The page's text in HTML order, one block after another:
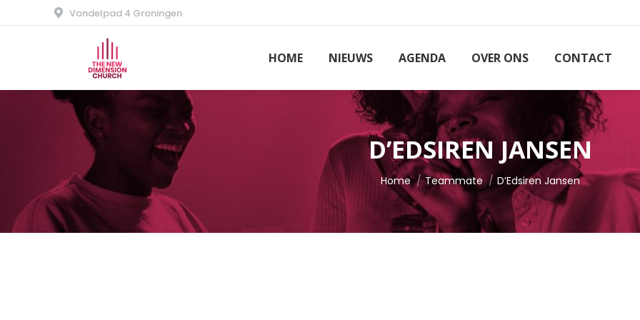
Vondelpad 4 Groningen
HOME NIEUWS AGENDA OVER ONS CONTACT
D’EDSIREN JANSEN
Je bent hier:
Home Teammate D’Edsiren Jansen